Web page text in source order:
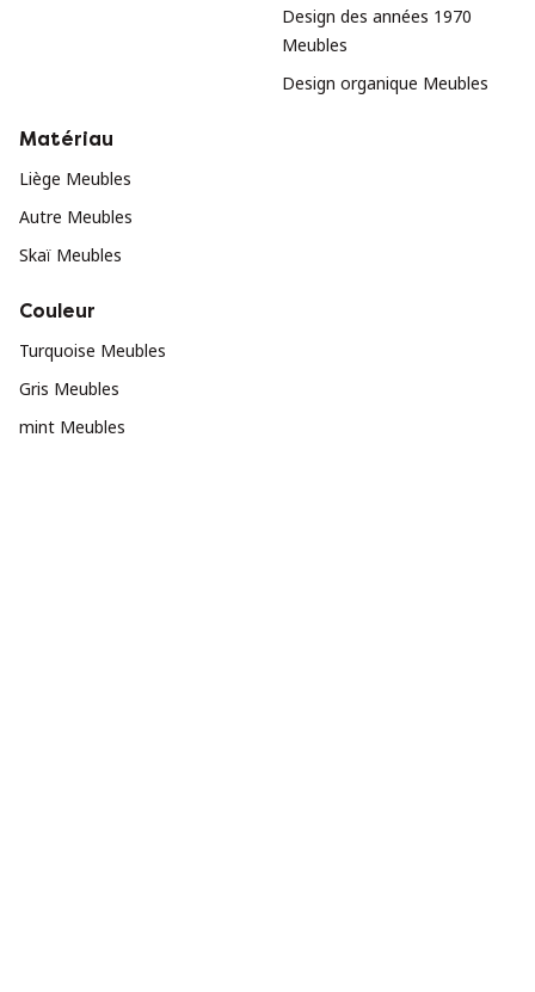
Design des années 1970
Meubles
Design organique Meubles
Matériau
Liège Meubles
Autre Meubles
Skaï Meubles
Couleur
Turquoise Meubles
Gris Meubles
mint Meubles